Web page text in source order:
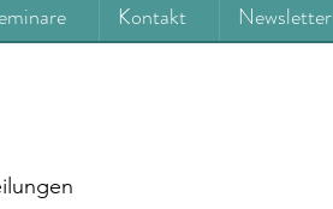
Kontakt Newsletter